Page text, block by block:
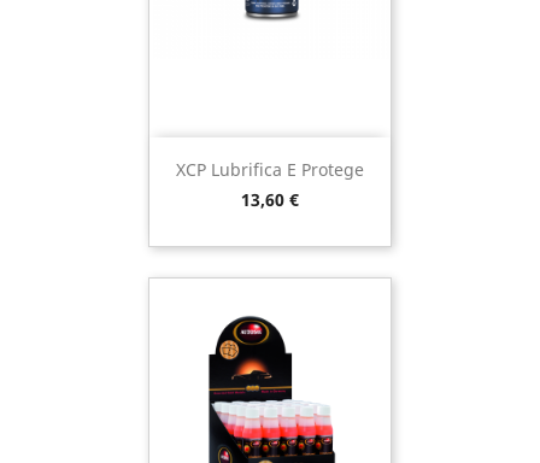
XCP Lubrifica E Protege
Preço
13,60 €